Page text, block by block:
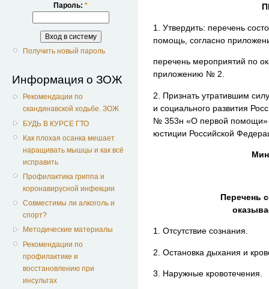
Пароль: *
Получить новый пароль
Информация о ЗОЖ
Рекомендации по
скандинавской ходьбе. ЗОЖ
БУДЬ В КУРСЕ ГТО
Как плохая осанка мешает
наращивать мышцы и как всё
исправить
Профилактика гриппа и
коронавирусной инфекции
Совместимы ли алкоголь и
спорт?
Методические материалы
Рекомендации по
профилактике и
восстановлению при
инсультах
1. Утвердить: перечень
помощь, согласно
перечень мероприятий по
приложению № 2.
2. Признать утратившим
и социального развития
№ 353н «О первой помощи»
юстиции Российской
Перечень
1. Отсутствие сознания.
2. Остановка дыхания и
3. Наружные кровотечения.